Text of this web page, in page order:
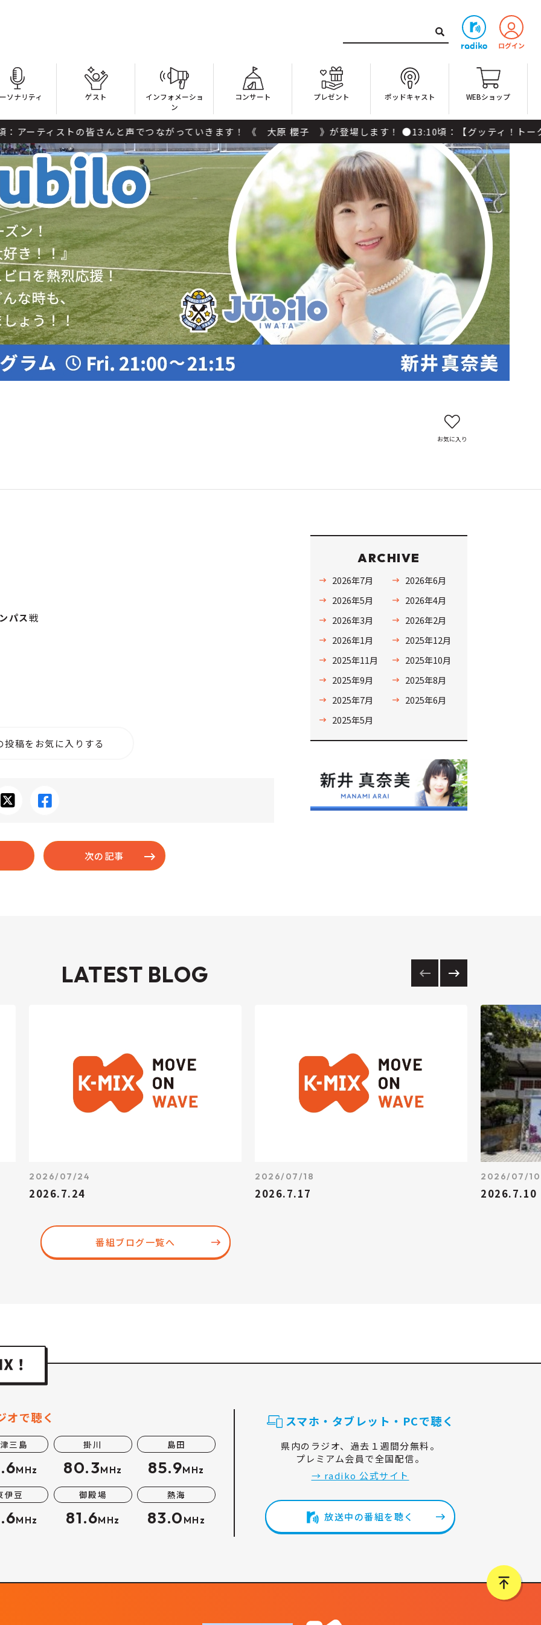
ソナリティ ゲスト
インフォメーショ
ン
コンサート プレゼント ポッドキャスト WEBショップ
と声でつながっていきます！ 《 大原 櫻子 》が登場します！ ●13:10頃：【グッティ！トーク】 今月は
お気に入り
パス戦
投稿をお気に入りする
次の記事
ARCHIVE
2026年7月
2026年6月
2026年5月
2026年4月
2026年3月
2026年2月
2026年1月
2025年12月
2025年11月
2025年10月
2025年9月
2025年8月
2025年7月
2025年6月
2025年5月
LATEST BLOG
2026/07/24
2026.7.24
2026/07/18
2026.7.17
2026/07/10
2026.7.10
番組ブログ一覧へ
オで聴く
三島
MHz
掛川
80.3MHz
島田
85.9MHz
伊豆
MHz
御殿場
81.6MHz
熱海
83.0 MHz
スマホ・タブレット・PCで聴く
県内のラジオ、過去１週間分無料。
プレミアム会員で全国配信。
→ radiko 公式サイト
放送中の番組を聴く